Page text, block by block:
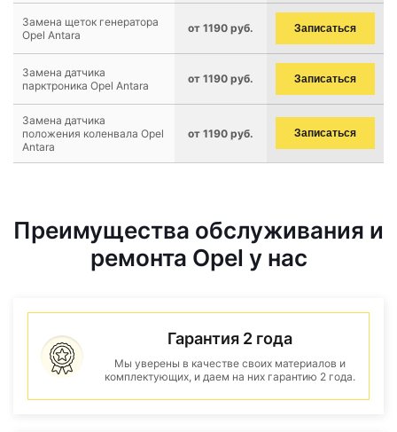
Замена щеток генератора
Opel Antara
от 1190 руб. Записаться
Замена датчика
парктроника Opel Antara
от 1190 руб. Записаться
Замена датчика
положения коленвала Opel
Antara
от 1190 руб. Записаться
Преимущества обслуживания и
ремонта Opel у нас
Гарантия 2 года
Мы уверены в качестве своих материалов и
комплектующих, и даем на них гарантию 2 года.